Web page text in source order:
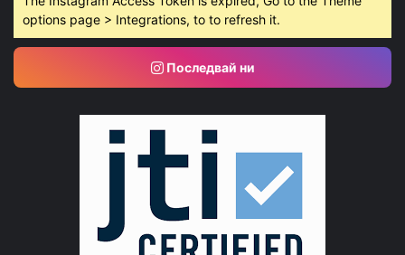
options page > Integrations, to to refresh it.
Последвай ни